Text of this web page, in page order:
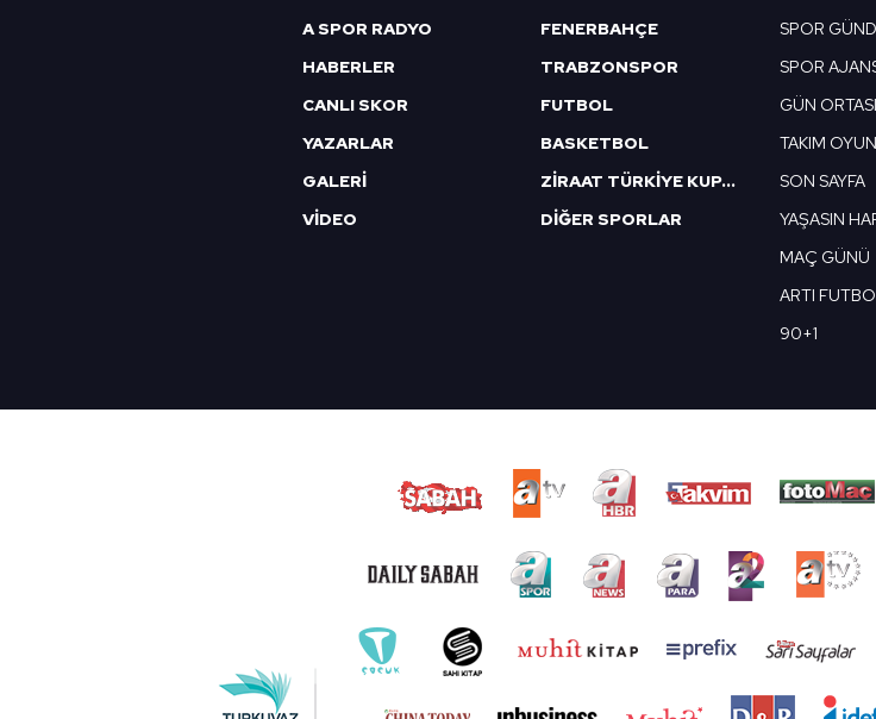
6698 sayılı Kişisel Verilerin Korunması Kanunu uyarınca hazırlanmış
mevzuata uygun olarak kullanılan çerezlerle ilgili bilgi almak için lütfen
A SPOR RADYO
HABERLER
CANLI SKOR
YAZARLAR
GALERİ
VİDEO
FENERBAHÇE
TRABZONSPOR
FUTBOL
BASKETBOL
ZİRAAT TÜRKİYE KUPASI
DİĞER SPORLAR
SPOR
SPOR
GÜN ORTASI
TAKIM
SON SAYFA
YAŞASIN
MAÇ GÜNÜ
ARTI
90+1